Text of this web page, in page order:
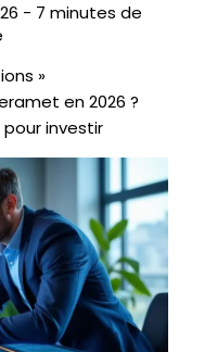
- 7 minutes de
en 2026 ?
investir